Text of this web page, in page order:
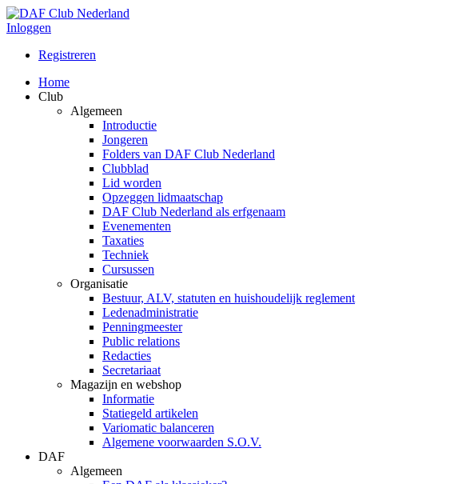
Inloggen
Registreren
Home
Club
Algemeen
Introductie
Jongeren
Folders van DAF Club Nederland
Clubblad
Lid worden
Opzeggen lidmaatschap
DAF Club Nederland als erfgenaam
Evenementen
Taxaties
Techniek
Cursussen
Organisatie
Bestuur, ALV, statuten en huishoudelijk reglement
Ledenadministratie
Penningmeester
Public relations
Redacties
Secretariaat
Magazijn en webshop
Informatie
Statiegeld artikelen
Variomatic balanceren
Algemene voorwaarden S.O.V.
DAF
Algemeen